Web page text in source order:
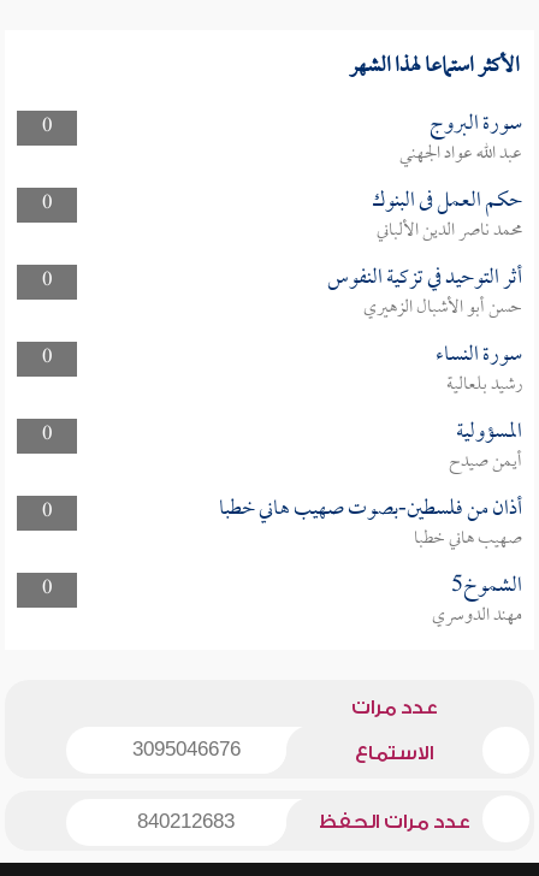
الأكثر استماعا لهذا الشهر
0 سورة البروج
عبد الله عواد الجهني
0
حكم العمل فى البنوك
محمد ناصر الدين الألباني
0
أثر التوحيد في تزكية النفوس
حسن أبو الأشبال الزهيري
0
سورة النساء
رشيد بلعالية
0
المسؤولية
أيمن صيدح
0
أذان من فلسطين-بصوت صهيب هاني خطبا
صهيب هاني خطبا
0
الشموخ5
مهند الدوسري
عدد مرات
الاستماع 3095046676
عدد مرات الحفظ 840212683